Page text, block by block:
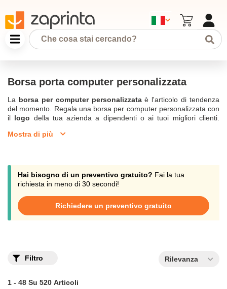
Borsa porta computer personalizzata
La borsa per computer personalizzataè l'articolo di tendenza
del momento. Regala una borsa per computer personalizzata con
il logo della tua azienda a dipendenti o ai tuoi migliori clienti.
farà pubblicità al vostro
laptop personalizzate con tasche multiple.
Mostra di più
Hai bisogno di un preventivo gratuito? Fai la tua
richiesta in meno di 30 secondi!
Richiedere un preventivo gratuito
Filtro Rilevanza
1 - 48 Su 520 Articoli